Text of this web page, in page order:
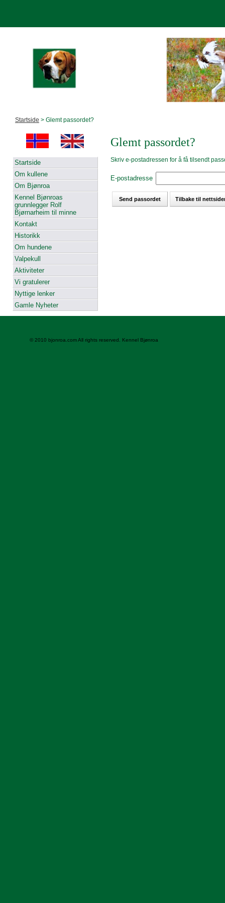
Startside > Glemt passordet?
Startside
Om kullene
Om Bjønroa
Kennel Bjønroas
grunnlegger Rolf
Bjørnarheim til minne
Kontakt
Historikk
Om hundene
Valpekull
Aktiviteter
Vi gratulerer
Nyttige lenker
Gamle Nyheter
Glemt passordet?
Skriv e-postadressen for å få tilsendt
E-postadresse
© 2010 bjonroa.com All rights reserved. Kennel Bjønroa